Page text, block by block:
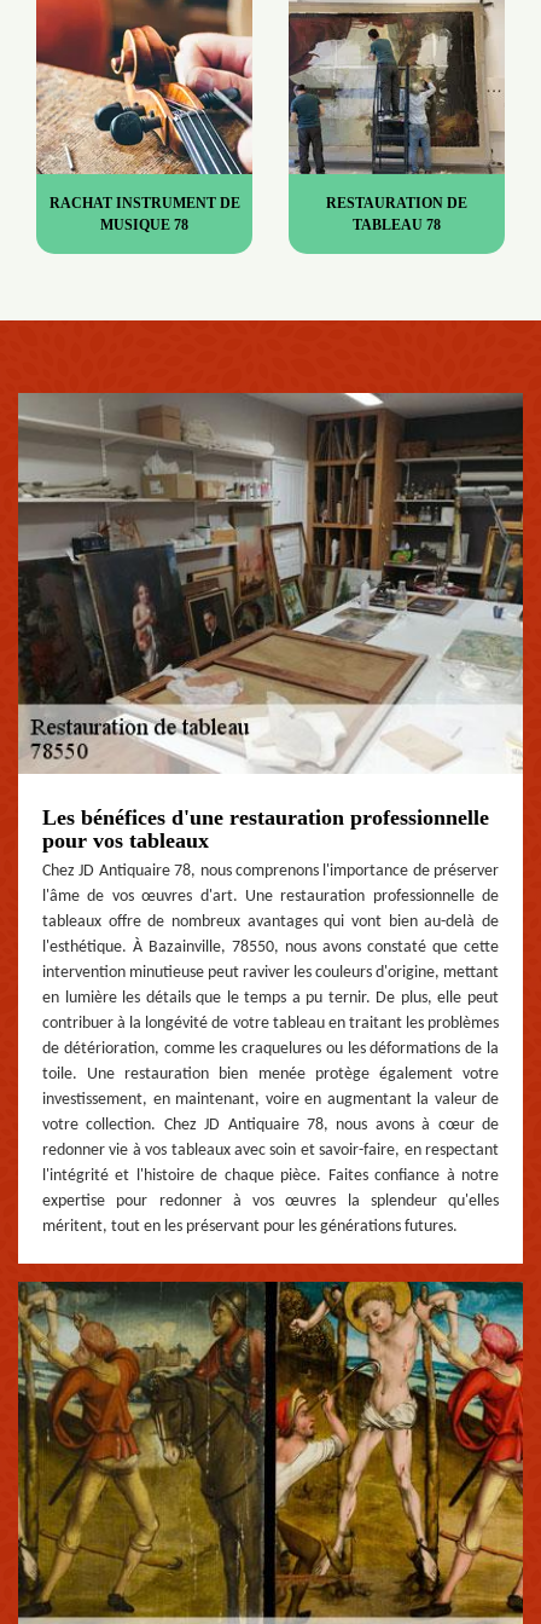
RACHAT INSTRUMENT DE
MUSIQUE 78
RESTAURATION DE
TABLEAU 78
Les bénéfices d'une restauration professionnelle
pour vos tableaux
Chez JD Antiquaire 78, nous comprenons l'importance de préserver
l'âme de vos œuvres d'art. Une restauration professionnelle de
tableaux offre de nombreux avantages qui vont bien au-delà de
l'esthétique. À Bazainville, 78550, nous avons constaté que cette
intervention minutieuse peut raviver les couleurs d'origine, mettant
en lumière les détails que le temps a pu ternir. De plus, elle peut
contribuer à la longévité de votre tableau en traitant les problèmes
de détérioration, comme les craquelures ou les déformations de la
toile. Une restauration bien menée protège également votre
investissement, en maintenant, voire en augmentant la valeur de
votre collection. Chez JD Antiquaire 78, nous avons à cœur de
redonner vie à vos tableaux avec soin et savoir-faire, en respectant
l'intégrité et l'histoire de chaque pièce. Faites confiance à notre
expertise pour redonner à vos œuvres la splendeur qu'elles
méritent, tout en les préservant pour les générations futures.